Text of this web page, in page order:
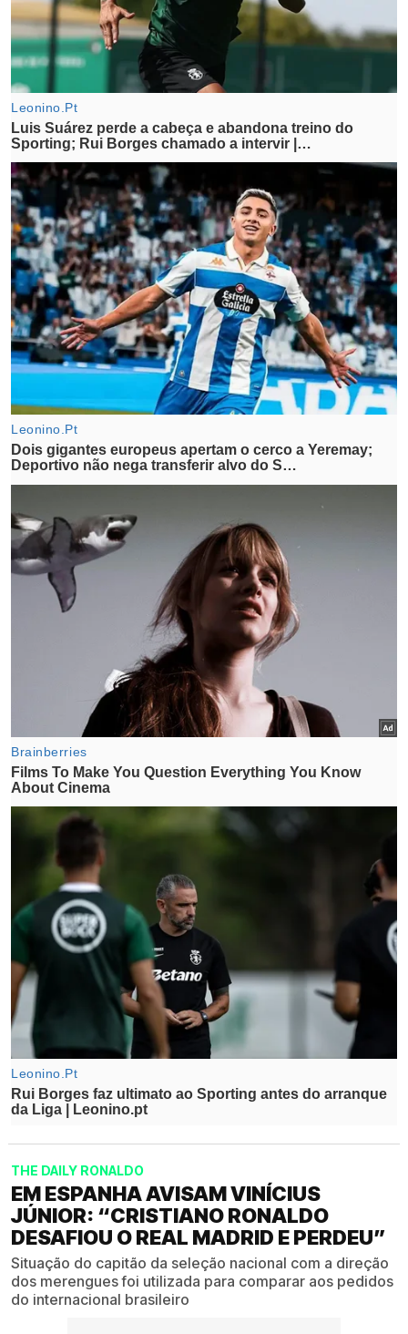
THE DAILY RONALDO
EM ESPANHA AVISAM VINÍCIUS
JÚNIOR: “CRISTIANO RONALDO
DESAFIOU O REAL MADRID E PERDEU”
Situação do capitão da seleção nacional com a direção
dos merengues foi utilizada para comparar aos pedidos
do internacional brasileiro